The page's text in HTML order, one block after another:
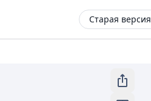
Старая